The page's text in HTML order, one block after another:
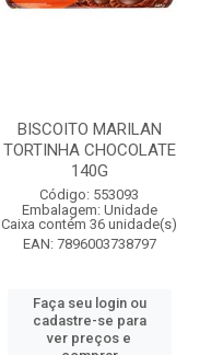
BISCOITO MARILAN
TORTINHA CHOCOLATE
140G
Código: 553093
Embalagem: Unidade
Caixa contém 36 unidade(s)
EAN: 7896003738797
Faça seu login ou
cadastre-se para
ver preços e